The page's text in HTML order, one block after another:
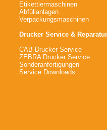
Etikettiermaschinen
Abfüllanlagen
Verpackungsmaschinen
Drucker Service &
CAB Drucker Service
ZEBRA Drucker Service
Sonderanfertigungen
Service Downloads